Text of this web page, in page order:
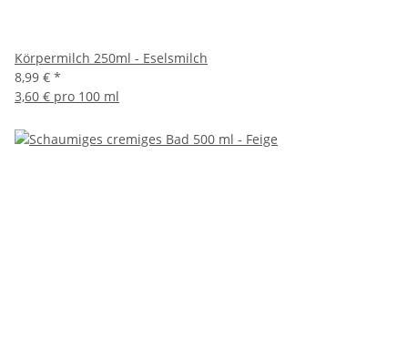
Körpermilch 250ml - Eselsmilch
8,99 € *
3,60 € pro 100 ml